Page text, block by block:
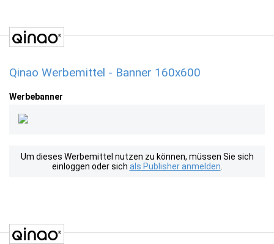
Qinao Werbemittel - Banner 160x600
Werbebanner
Um dieses Werbemittel nutzen zu können, müssen Sie sich
einloggen oder sich als Publisher anmelden